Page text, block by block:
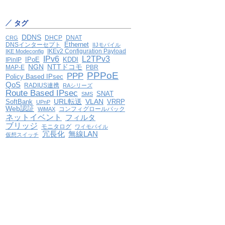
タグ
CRG DDNS DHCP DNAT
DNSインターセプト Ethernet
IIJモバイル
IKE Modeconfig
IKEv2 Configuration Payload
IPinIP
IPoE IPv6 KDDI L2TPv3
MAP-E NGN NTTドコモ PBR
Policy Based IPsec PPP PPPoE
QoS RADIUS連携 RAシリーズ
Route Based IPsec SMS SNAT
SoftBank UPnP URL転送 VLAN VRRP
Web認証
WiMAX コンフィグロールバック
ネットイベント
フィルタ
ブリッジ
モニタログ
ワイモバイル
仮想スイッチ
冗長化 無線LAN